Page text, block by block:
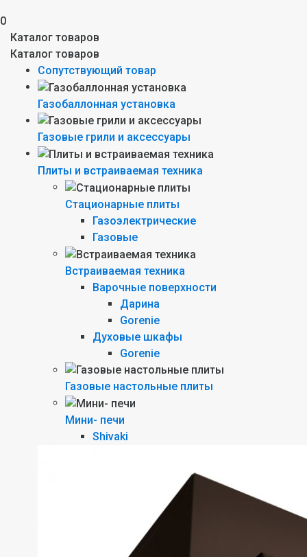
0
Каталог товаров
Каталог товаров
Сопутствующий товар
Газобаллонная установка
Газовые грили и аксессуары
Плиты и встраиваемая техника
Стационарные плиты
Газоэлектрические
Газовые
Встраиваемая техника
Варочные поверхности
Дарина
Gorenie
Духовые шкафы
Gorenie
Газовые настольные плиты
Мини- печи
Shivaki